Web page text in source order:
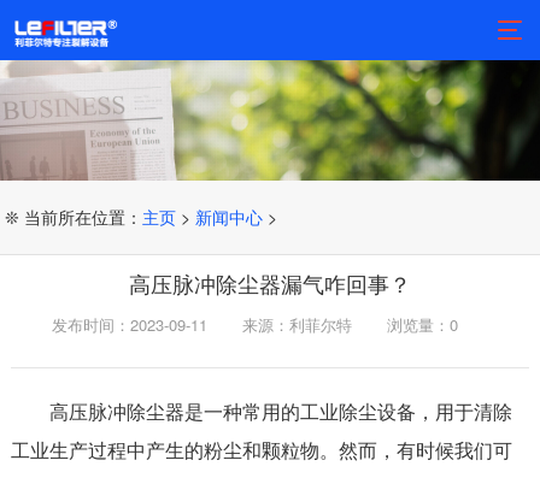
❊ 当前所在位置： 主页 > 新闻中心 >
高压脉冲除尘器漏气咋回事？
发布时间：2023-09-11 来源：利菲尔特 浏览量： 0
高压脉冲除尘器是一种常用的工业除尘设备，用于清除
工业生产过程中产生的粉尘和颗粒物。然而，有时候我们可